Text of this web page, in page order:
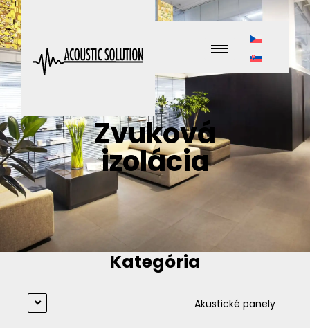
Zvuková
izolácia
Kategória
Akustické panely